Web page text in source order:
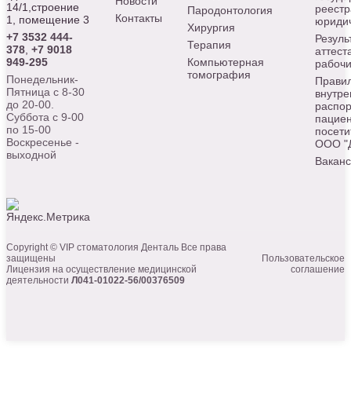
14/1,строение
1, помещение 3
+7 3532 444-
378, +7 9018
949-295
Понедельник-
Пятница с 8-30
до 20-00.
Суббота с 9-00
по 15-00
Воскресенье -
выходной
Контакты
Пародонтология
Хирургия
Терапия
Компьютерная
томография
ООО
Copyright © VIP стоматология Денталь Все права
защищены
Лицензия на осуществление медицинской
деятельности Л041-01022-56/00376509
Пользовательское
соглашение